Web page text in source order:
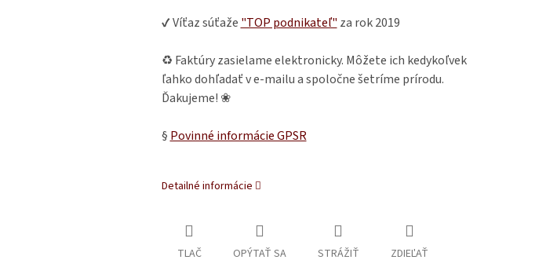
✔ Víťaz súťaže "TOP podnikateľ" za rok 2019
♻ Faktúry zasielame elektronicky. Môžete ich kedykoľvek
ľahko dohľadať v e-mailu a spoločne šetríme prírodu.
Ďakujeme! ❀
§ Povinné informácie GPSR
Detailné informácie
TLAČ OPÝTAŤ SA STRÁŽIŤ ZDIEĽAŤ